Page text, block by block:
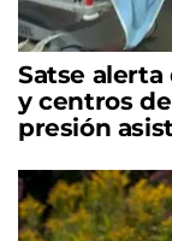
Satse alerta
y centros
presión